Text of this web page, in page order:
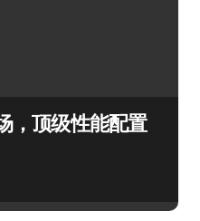
，顶级性能配置